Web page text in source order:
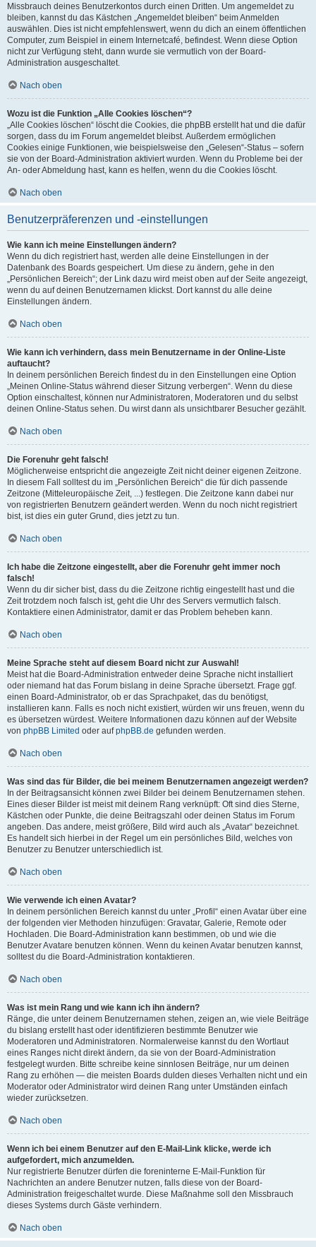
Missbrauch deines Benutzerkontos durch einen Dritten. Um angemeldet zu
bleiben, kannst du das Kästchen „Angemeldet bleiben“ beim Anmelden
auswählen. Dies ist nicht empfehlenswert, wenn du dich an einem öffentlichen
Computer, zum Beispiel in einem Internetcafé, befindest. Wenn diese Option
nicht zur Verfügung steht, dann wurde sie vermutlich von der Board-
Administration ausgeschaltet.
Nach oben
Wozu ist die Funktion „Alle Cookies löschen“?
„Alle Cookies löschen“ löscht die Cookies, die phpBB erstellt hat und die dafür
sorgen, dass du im Forum angemeldet bleibst. Außerdem ermöglichen
Cookies einige Funktionen, wie beispielsweise den „Gelesen“-Status – sofern
sie von der Board-Administration aktiviert wurden. Wenn du Probleme bei der
An- oder Abmeldung hast, kann es helfen, wenn du die Cookies löscht.
Nach oben
Benutzerpräferenzen und -einstellungen
Wie kann ich meine Einstellungen ändern?
Wenn du dich registriert hast, werden alle deine Einstellungen in der
Datenbank des Boards gespeichert. Um diese zu ändern, gehe in den
„Persönlichen Bereich“; der Link dazu wird meist oben auf der Seite angezeigt,
wenn du auf deinen Benutzernamen klickst. Dort kannst du alle deine
Einstellungen ändern.
Nach oben
Wie kann ich verhindern, dass mein Benutzername in der Online-Liste
auftaucht?
In deinem persönlichen Bereich findest du in den Einstellungen eine Option
„Meinen Online-Status während dieser Sitzung verbergen“. Wenn du diese
Option einschaltest, können nur Administratoren, Moderatoren und du selbst
deinen Online-Status sehen. Du wirst dann als unsichtbarer Besucher gezählt.
Nach oben
Die Forenuhr geht falsch!
Möglicherweise entspricht die angezeigte Zeit nicht deiner eigenen Zeitzone.
In diesem Fall solltest du im „Persönlichen Bereich“ die für dich passende
Zeitzone (Mitteleuropäische Zeit, ...) festlegen. Die Zeitzone kann dabei nur
von registrierten Benutzern geändert werden. Wenn du noch nicht registriert
bist, ist dies ein guter Grund, dies jetzt zu tun.
Nach oben
Ich habe die Zeitzone eingestellt, aber die Forenuhr geht immer noch
falsch!
Wenn du dir sicher bist, dass du die Zeitzone richtig eingestellt hast und die
Zeit trotzdem noch falsch ist, geht die Uhr des Servers vermutlich falsch.
Kontaktiere einen Administrator, damit er das Problem beheben kann.
Nach oben
Meine Sprache steht auf diesem Board nicht zur Auswahl!
Meist hat die Board-Administration entweder deine Sprache nicht installiert
oder niemand hat das Forum bislang in deine Sprache übersetzt. Frage ggf.
einen Board-Administrator, ob er das Sprachpaket, das du benötigst,
installieren kann. Falls es noch nicht existiert, würden wir uns freuen, wenn du
es übersetzen würdest. Weitere Informationen dazu können auf der Website
von phpBB Limited oder aufphpBB.de gefunden werden.
Nach oben
Was sind das für Bilder, die bei meinem Benutzernamen angezeigt werden?
In der Beitragsansicht können zwei Bilder bei deinem Benutzernamen stehen.
Eines dieser Bilder ist meist mit deinem Rang verknüpft: Oft sind dies Sterne,
Kästchen oder Punkte, die deine Beitragszahl oder deinen Status im Forum
angeben. Das andere, meist größere, Bild wird auch als „Avatar“ bezeichnet.
Es handelt sich hierbei in der Regel um ein persönliches Bild, welches von
Benutzer zu Benutzer unterschiedlich ist.
Nach oben
Wie verwende ich einen Avatar?
In deinem persönlichen Bereich kannst du unter „Profil“ einen Avatar über eine
der folgenden vier Methoden hinzufügen: Gravatar, Galerie, Remote oder
Hochladen. Die Board-Administration kann bestimmen, ob und wie die
Benutzer Avatare benutzen können. Wenn du keinen Avatar benutzen kannst,
solltest du die Board-Administration kontaktieren.
Nach oben
Was ist mein Rang und wie kann ich ihn ändern?
Ränge, die unter deinem Benutzernamen stehen, zeigen an, wie viele Beiträge
du bislang erstellt hast oder identifizieren bestimmte Benutzer wie
Moderatoren und Administratoren. Normalerweise kannst du den Wortlaut
eines Ranges nicht direkt ändern, da sie von der Board-Administration
festgelegt wurden. Bitte schreibe keine sinnlosen Beiträge, nur um deinen
Rang zu erhöhen — die meisten Boards dulden dieses Verhalten nicht und ein
Moderator oder Administrator wird deinen Rang unter Umständen einfach
wieder zurücksetzen.
Nach oben
Wenn ich bei einem Benutzer auf den E-Mail-Link klicke, werde ich
aufgefordert, mich anzumelden.
Nur registrierte Benutzer dürfen die foreninterne E-Mail-Funktion für
Nachrichten an andere Benutzer nutzen, falls diese von der Board-
Administration freigeschaltet wurde. Diese Maßnahme soll den Missbrauch
dieses Systems durch Gäste verhindern.
Nach oben